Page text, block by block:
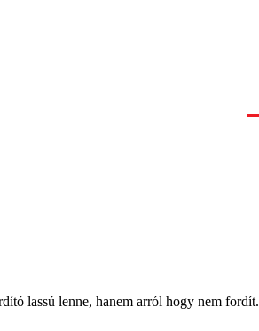
lassú lenne, hanem arról hogy nem fordít.